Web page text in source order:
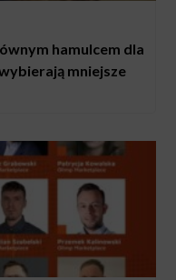
hamulcem dla
mniejsze